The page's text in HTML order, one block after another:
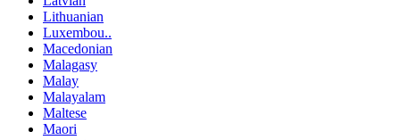
Lithuanian
Luxembou..
Macedonian
Malagasy
Malay
Malayalam
Maltese
Maori